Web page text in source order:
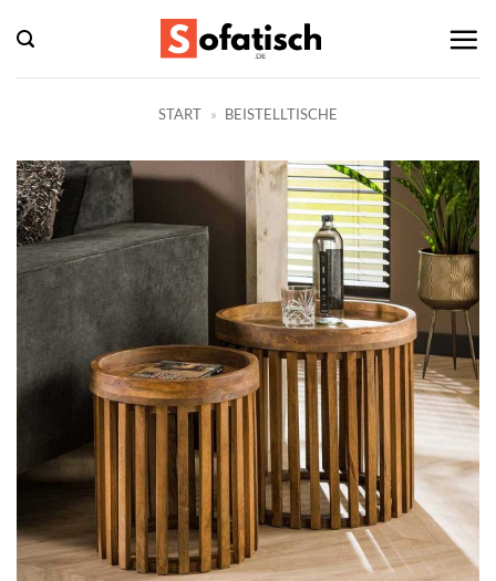
Inhalt
springen
START » BEISTELLTISCHE